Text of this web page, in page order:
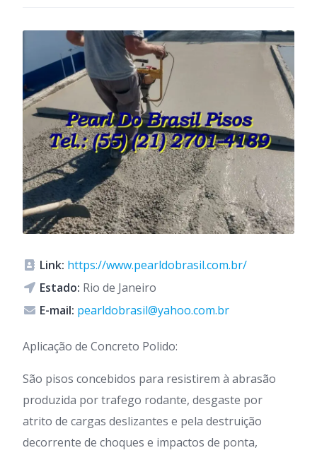
Link: https://www.pearldobrasil.com.br/
Estado: Rio de Janeiro
E-mail: pearldobrasil@yahoo.com.br
Aplicação de Concreto Polido:
São pisos concebidos para resistirem à abrasão
produzida por trafego rodante, desgaste por
atrito de cargas deslizantes e pela destruição
decorrente de choques e impactos de ponta,